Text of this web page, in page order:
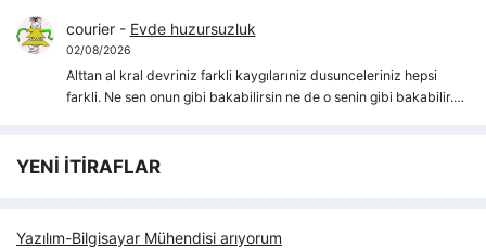
courier- Evde huzursuzluk
02/08/2026
Alttan al kral devriniz farkli kaygılarıniz dusunceleriniz hepsi
farkli. Ne sen onun gibi bakabilirsin ne de o senin gibi bakabilir.…
YENİ İTİRAFLAR
Yazılım-Bilgisayar Mühendisi arıyorum